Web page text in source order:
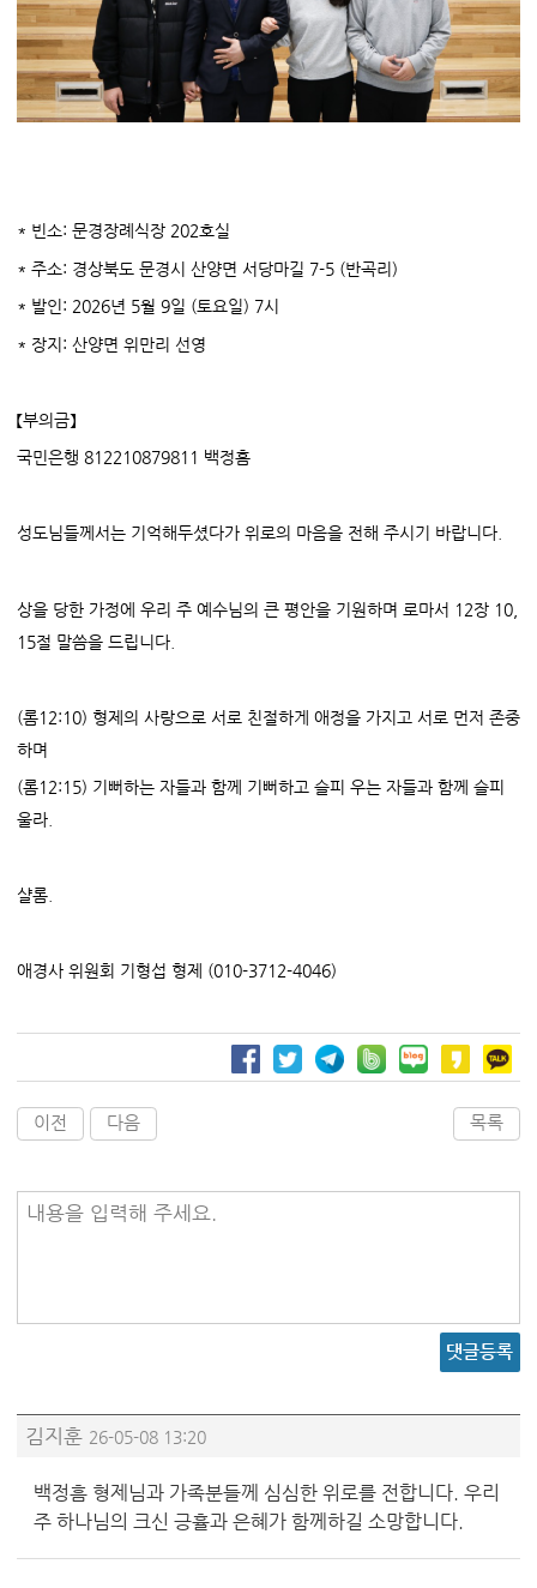
* 빈소: 문경장례식장 202호실
* 주소: 경상북도 문경시 산양면 서당마길 7-5 (반곡리)
* 발인: 2026년 5월 9일 (토요일) 7시
* 장지: 산양면 위만리 선영
【부의금】
국민은행 812210879811 백정흠
성도님들께서는 기억해두셨다가 위로의 마음을 전해 주시기 바랍니다.
상을 당한 가정에 우리 주 예수님의 큰 평안을 기원하며 로마서 12장 10,
15절 말씀을 드립니다.
(롬12:10) 형제의 사랑으로 서로 친절하게 애정을 가지고 서로 먼저 존중
하며
(롬12:15) 기뻐하는 자들과 함께 기뻐하고 슬피 우는 자들과 함께 슬피
울라.
샬롬.
애경사 위원회 기형섭 형제 (010-3712-4046)
이전 다음 목록
내용을 입력해 주세요.
댓글등록
김지훈 26-05-08 13:20
백정흠 형제님과 가족분들께 심심한 위로를 전합니다. 우리
주 하나님의 크신 긍휼과 은혜가 함께하길 소망합니다.